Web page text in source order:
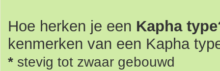
Hoe herken je een Kapha
kenmerken van een Kapha
* stevig tot zwaar gebouwd